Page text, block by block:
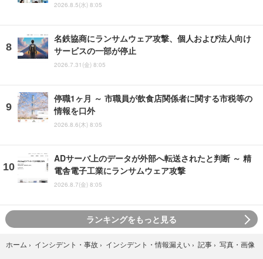
2026.8.5(水) 8:05
名鉄協商にランサムウェア攻撃、個人および法人向け
サービスの一部が停止
2026.7.31(金) 8:05
停職1ヶ月 ～ 市職員が飲食店関係者に関する市税等の
情報を口外
2026.8.6(木) 8:05
ADサーバ上のデータが外部へ転送されたと判断 ～ 精
電舎電子工業にランサムウェア攻撃
2026.8.7(金) 8:05
ランキングをもっと見る
ホーム › インシデント・事故 › インシデント・情報漏えい › 記事 › 写真・画像